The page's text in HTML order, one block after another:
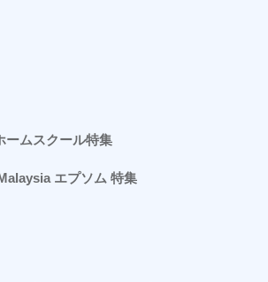
ームスクール特集
エプソム 特集